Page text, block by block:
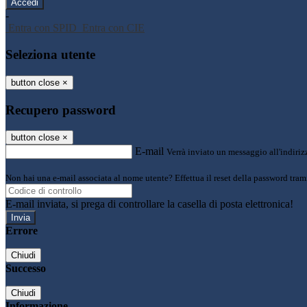
-
Entra con SPID Entra con CIE
Seleziona utente
button close ×
Recupero password
button close ×
E-mail Verrà inviato un messaggio
Non hai una e-mail associata al nome utente? Effettua il reset della password
E-mail inviata, si prega di controllare la casella di posta elettronica!
Errore
Chiudi
Successo
Chiudi